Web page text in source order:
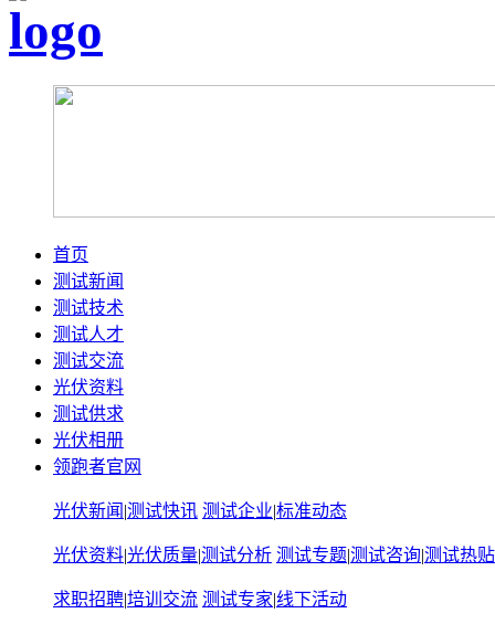
首页
测试新闻
测试技术
测试人才
测试交流
光伏资料
测试供求
光伏相册
领跑者官网
光伏新闻 |测试快讯 测试企业|标准动态
光伏资料|光伏质量|测试分析 测试专题|测试咨询|测试热贴
求职招聘|培训交流 测试专家|线下活动